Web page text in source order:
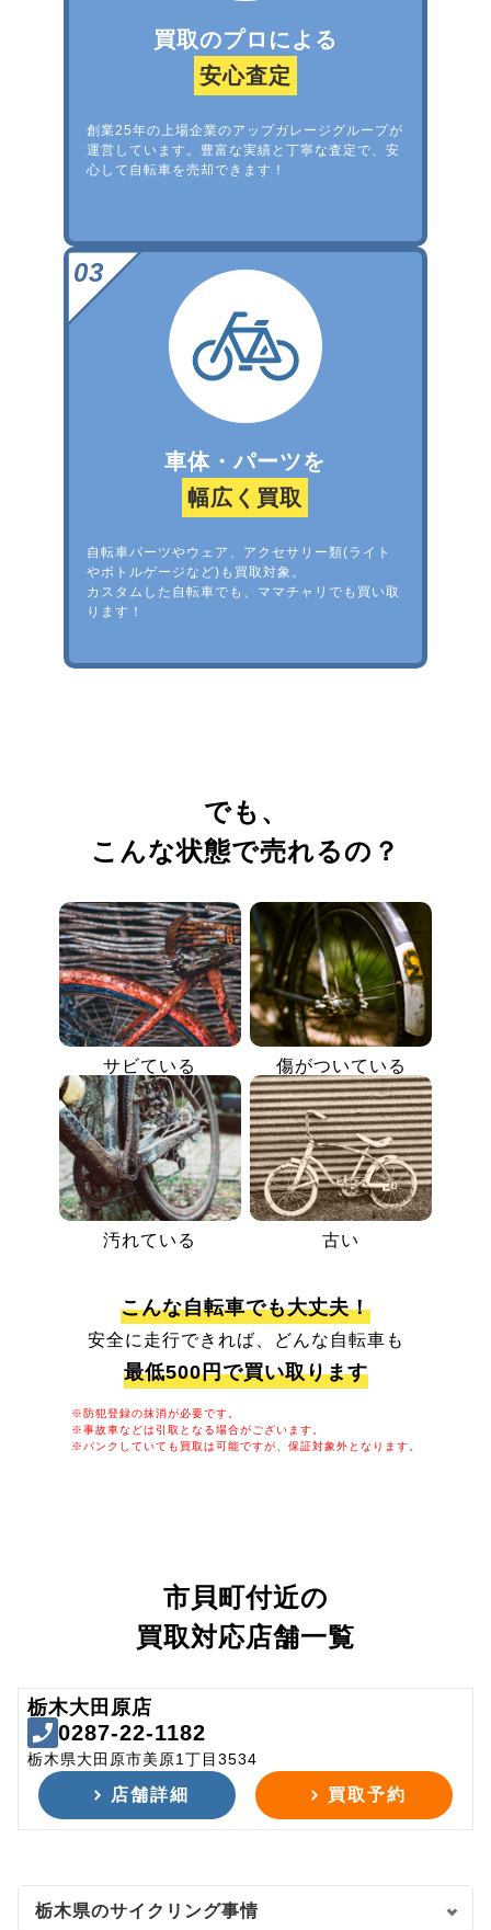
買取のプロによる
安心査定
創業25年の上場企業のアップガレージグループが
運営しています。豊富な実績と丁寧な査定で、安
心して自転車を売却できます！
車体・パーツを
幅広く買取
自転車パーツやウェア、アクセサリー類(ライト
やボトルゲージなど)も買取対象。
カスタムした自転車でも、ママチャリでも買い取
ります！
でも、
こんな状態で売れるの？
サビている 傷がついている
汚れている 古い
こんな自転車でも大丈夫！
安全に走行できれば、どんな自転車も
最低500円で買い取ります
※防犯登録の抹消が必要です。
※事故車などは引取となる場合がございます。
※パンクしていても買取は可能ですが、保証対象外となります。
市貝町付近の
買取対応店舗一覧
栃木大田原店
0287-22-1182
栃木県大田原市美原1丁目3534
店舗詳細 買取予約
栃木県のサイクリング事情